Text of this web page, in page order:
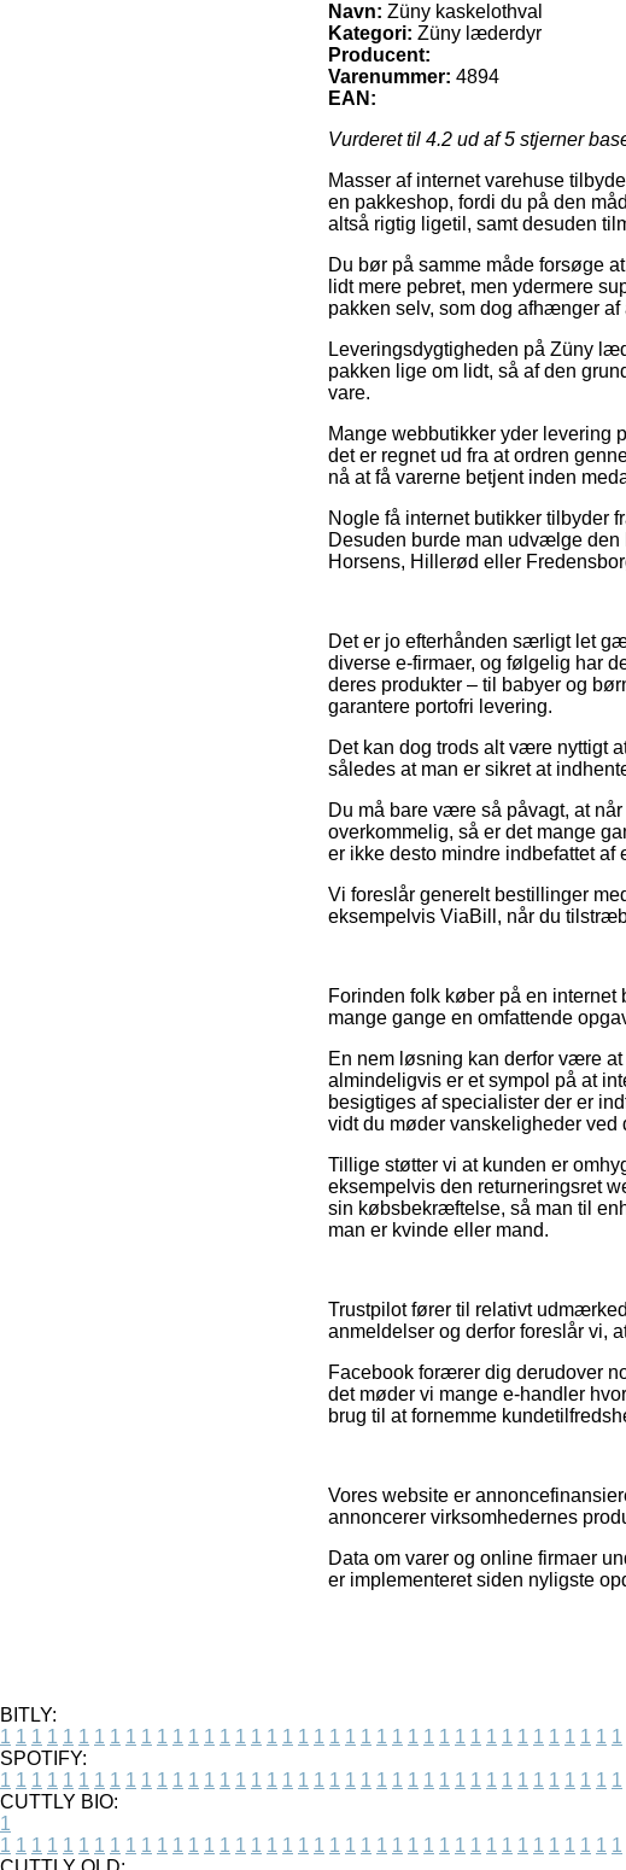
Navn: Züny kaskelothval
Kategori: Züny læderdyr
Producent:
Varenummer: 4894
EAN:
Vurderet til 4.2 ud af 5 stjerner
Masser af internet varehuse
en pakkeshop, fordi du på den
altså rigtig ligetil, samt desuden
Du bør på samme måde forsøge
lidt mere pebret, men ydermere
pakken selv, som dog afhænger
Leveringsdygtigheden på Züny
pakken lige om lidt, så af den
vare.
Mange webbutikker yder levering
det er regnet ud fra at ordren
nå at få varerne betjent inden
Nogle få internet butikker tilbyder
Desuden burde man udvælge den
Horsens, Hillerød eller
Det er jo efterhånden særligt let
diverse e-firmaer, og følgelig har
deres produkter – til babyer og
garantere portofri levering.
Det kan dog trods alt være nyttigt
således at man er sikret at
Du må bare være så påvagt, at
overkommelig, så er det mange
er ikke desto mindre indbefattet
Vi foreslår generelt bestillinger
eksempelvis ViaBill, når du
Forinden folk køber på en internet
mange gange en omfattende
En nem løsning kan derfor være
almindeligvis er et sympol på at
besigtiges af specialister der er
vidt du møder vanskeligheder ved
Tillige støtter vi at kunden er
eksempelvis den returneringsret
sin købsbekræftelse, så man til
man er kvinde eller mand.
Trustpilot fører til relativt
anmeldelser og derfor foreslår vi,
Facebook forærer dig derudover
det møder vi mange e-handler
brug til at fornemme
Vores website er
annoncerer virksomhedernes
Data om varer og online firmaer
er implementeret siden nyligste
BITLY:
1 1 1 1 1 1 1 1 1 1 1 1 1 1 1 1 1 1 1 1 1 1 1 1 1 1 1 1 1 1 1 1 1 1 1 1 1 1 1 1
SPOTIFY:
1 1 1 1 1 1 1 1 1 1 1 1 1 1 1 1 1 1 1 1 1 1 1 1 1 1 1 1 1 1 1 1 1 1 1 1 1 1 1 1
CUTTLY BIO:
1
1 1 1 1 1 1 1 1 1 1 1 1 1 1 1 1 1 1 1 1 1 1 1 1 1 1 1 1 1 1 1 1 1 1 1 1 1 1 1 1